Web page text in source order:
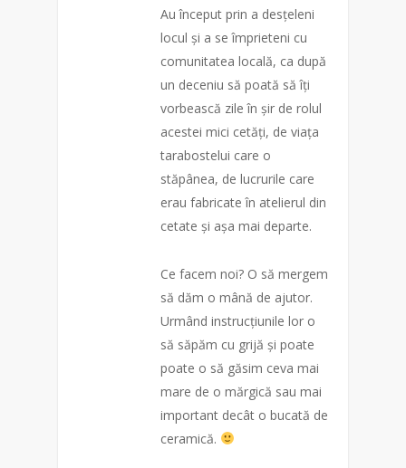
Au început prin a desțeleni
locul și a se împrieteni cu
comunitatea locală, ca după
un deceniu să poată să îți
vorbească zile în șir de rolul
acestei mici cetăți, de viața
tarabostelui care o
stăpânea, de lucrurile care
erau fabricate în atelierul din
cetate și așa mai departe.
Ce facem noi? O să mergem
să dăm o mână de ajutor.
Urmând instrucțiunile lor o
să săpăm cu grijă și poate
poate o să găsim ceva mai
mare de o mărgică sau mai
important decât o bucată de
ceramică.